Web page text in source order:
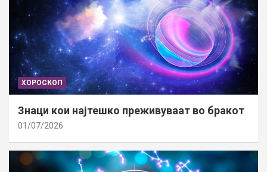
ХОРОСКОП
Знаци кои најтешко преживуваат во бракот
01/07/2026